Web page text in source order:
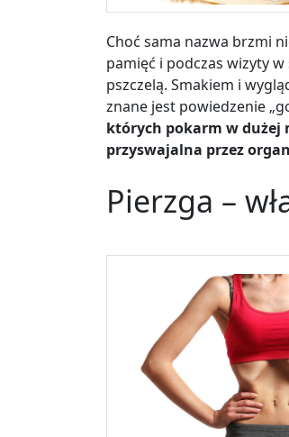
Choć sama nazwa brzmi
pamięć i podczas wizyty
pszczelą. Smakiem i
znane jest powiedzenie
których pokarm w dużej
przyswajalna przez
Pierzga –